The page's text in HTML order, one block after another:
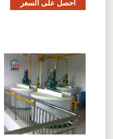
احصل على السعر